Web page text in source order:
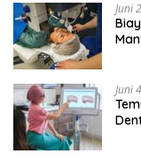
Juni
Juni